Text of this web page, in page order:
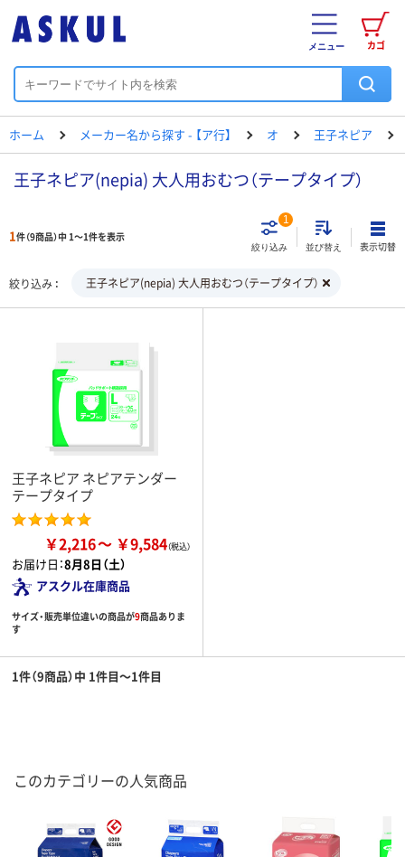
カゴ
メニュー
ホーム メーカー名から探す - 【ア行】 オ 王子ネピア
王子ネピア(nepia) 大人用おむつ（テープタイプ）
1件（9商品）中 1～1件を表示
絞り込み
1
並び替え 表示切替
絞り込み 王子ネピア(nepia) 大人用おむつ（テープタイプ）
王子ネピア ネピアテンダー
テープタイプ
￥2,216 ￥9,584
お届け日：8月8日（土）
アスクル在庫商品
サイズ・販売単位違いの商品が9商品ありま
す
1件（9商品）中 1件目～1件目
このカテゴリーの人気商品